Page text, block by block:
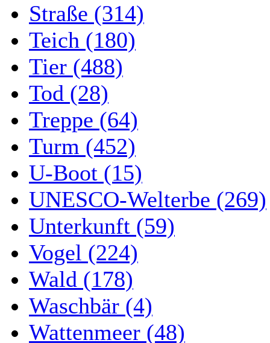
Straße (314)
Teich (180)
Tier (488)
Tod (28)
Treppe (64)
Turm (452)
U-Boot (15)
UNESCO-Welterbe (269)
Unterkunft (59)
Vogel (224)
Wald (178)
Waschbär (4)
Wattenmeer (48)